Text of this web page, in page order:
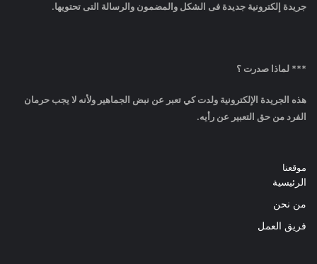
جريدة إلكترونية جديدة فى الشكل والمضمون والرسالة التى تحتويها.
*** لماذا صدرت ؟
هذه الجريدة الإلكترونية ولدت كي تعبر عن نبض الجماهير ولأنه لا يجب حرمان
الفرد من حق التعبير عن رأيه.
موقعنا
الرئيسية
من نحن
فريق العمل